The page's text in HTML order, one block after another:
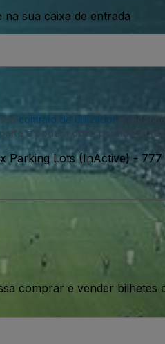
sua caixa de entrada
contrato de utilizador e
parte e poderá optar por não as
Parking Lots (InActive)-777
comprar e vender bilhetes